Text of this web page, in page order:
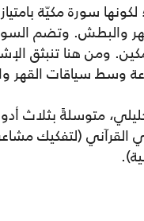
سورة مكيّة
والبطش. وتضم
ومن هنا تنبثق
وسط سياقات القهر
متوسلةً بثلاث
القرآني (لتفكيك